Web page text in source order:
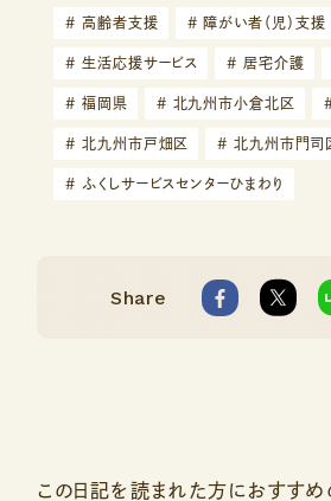
# 高齢者支援 # 障がい者（児）支援
# 生活応援サービス # 居宅介護
# 福岡県 # 北九州市小倉北区
# 北九州市戸畑区 # 北九州市門司
# ふくしサービスセンターひまわり
Share
この日記を読まれた方におすすめ